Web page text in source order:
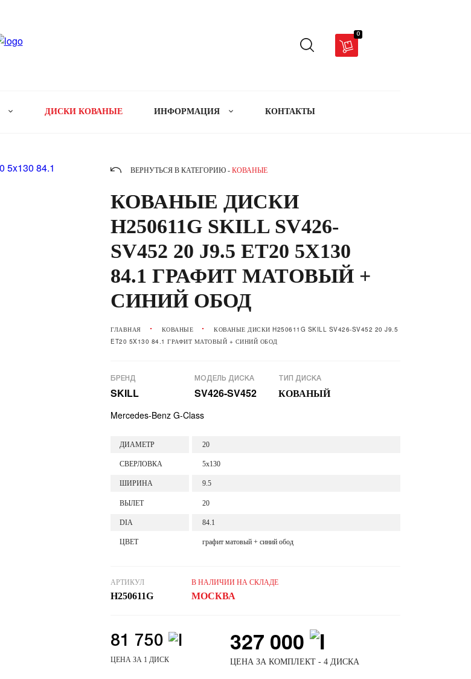
0
ДИСКИ КОВАНЫЕ ИНФОРМАЦИЯ КОНТАКТЫ
ВЕРНУТЬСЯ В КАТЕГОРИЮ - КОВАНЫЕ
КОВАНЫЕ ДИСКИ
H250611G SKILL SV426-
SV452 20 J9.5 ET20 5X130
84.1 ГРАФИТ МАТОВЫЙ +
СИНИЙ ОБОД
ГЛАВНАЯ КОВАНЫЕ
КОВАНЫЕ ДИСКИ H250611G SKILL SV426-SV452 20 J9.5
ET20 5X130 84.1 ГРАФИТ МАТОВЫЙ + СИНИЙ ОБОД
БРЕНД
SKILL
МОДЕЛЬ ДИСКА
SV426-SV452
ТИП ДИСКА
КОВАНЫЙ
Mercedes-Benz G-Class
ДИАМЕТР 20
СВЕРЛОВКА 5x130
ШИРИНА 9.5
ВЫЛЕТ 20
DIA 84.1
ЦВЕТ графит матовый + синий обод
АРТИКУЛ
H250611G
В НАЛИЧИИ НА СКЛАДЕ
МОСКВА
81 750
ЦЕНА ЗА 1 ДИСК
327 000
ЦЕНА ЗА КОМПЛЕКТ - 4 ДИСКА